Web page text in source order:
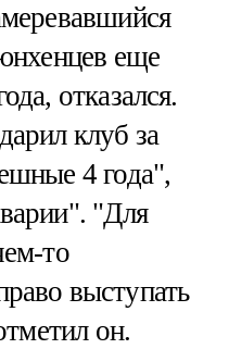
еще
отказался.
клуб за
4 года",
"Для
то
выступать
он.